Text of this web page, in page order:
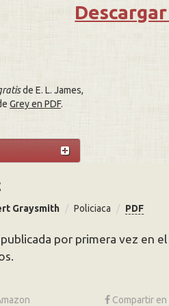
Descargar
de E. L. James,
Grey en PDF.
Graysmith Policiaca PDF
por primera vez en
Compartir en